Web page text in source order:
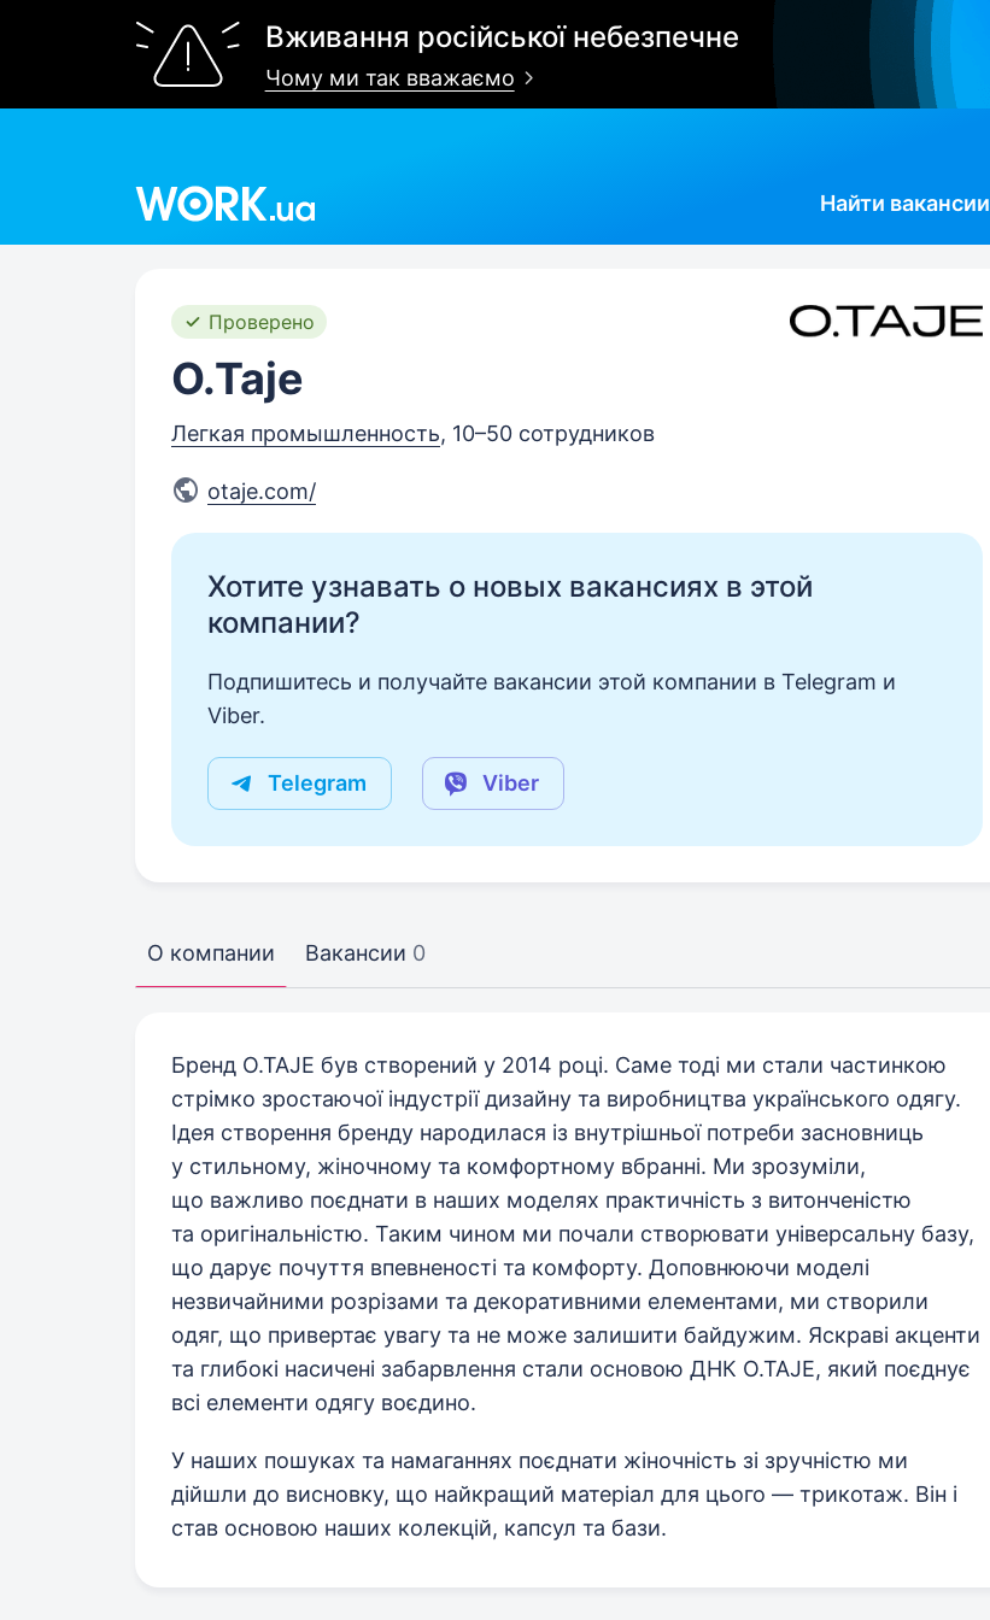
Вживання російської небезпечне
Чому ми так вважаємо
Найти вакансии
Проверено
O.Taje
Легкая промышленность, 10–50 сотрудников
otaje.com/
Хотите узнавать о новых вакансиях в этой
компании?
Подпишитесь и получайте вакансии этой компании в Telegram и
Viber.
Telegram Viber
О компании Вакансии 0
Бренд O.TAJE був створений у 2014 році. Саме тоді ми стали частинкою
стрімко зростаючої індустрії дизайну та виробництва українського одягу.
Ідея створення бренду народилася із внутрішньої потреби засновниць
у стильному, жіночному та комфортному вбранні. Ми зрозуміли,
що важливо поєднати в наших моделях практичність з витонченістю
та оригінальністю. Таким чином ми почали створювати універсальну базу,
що дарує почуття впевненості та комфорту. Доповнюючи моделі
незвичайними розрізами та декоративними елементами, ми створили
одяг, що привертає увагу та не може залишити байдужим. Яскраві акценти
та глибокі насичені забарвлення стали основою ДНК O.TAJE, який поєднує
всі елементи одягу воєдино.
У наших пошуках та намаганнях поєднати жіночність зі зручністю ми
дійшли до висновку, що найкращий матеріал для цього — трикотаж. Він і
став основою наших колекцій, капсул та бази.